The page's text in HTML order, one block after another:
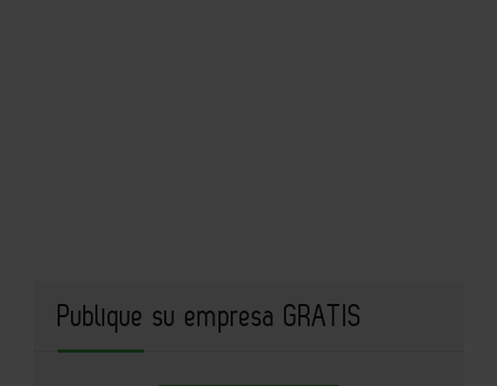
Publique su empresa GRATIS